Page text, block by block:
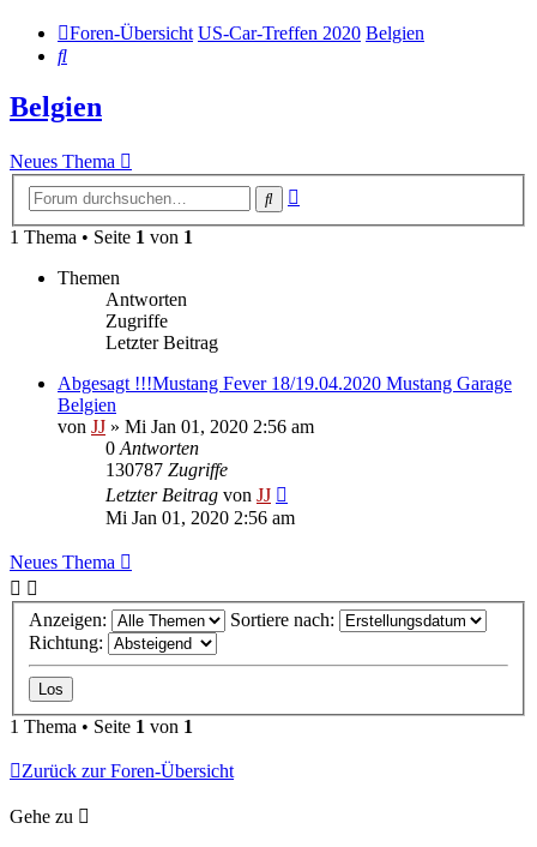
Foren-Übersicht US-Car-Treffen 2020 Belgien
Suche
Belgien
Neues Thema
Suche
1 Thema • Seite 1 von 1
Themen
Antworten
Zugriffe
Letzter Beitrag
Abgesagt !!!Mustang Fever 18/19.04.2020 Mustang Garage
Belgien
von JJ » Mi Jan 01, 2020 2:56 am
0 Antworten
130787 Zugriffe
Letzter Beitrag von JJ
Mi Jan 01, 2020 2:56 am
Neues Thema
Anzeigen:
Sortiere nach:
Richtung:
1 Thema • Seite 1 von 1
Zurück zur Foren-Übersicht
Gehe zu